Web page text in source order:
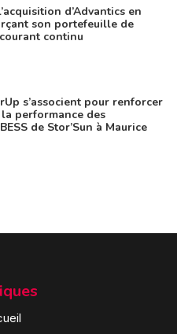
d’Advantics en
son portefeuille de
continu
s’associent pour renforcer
performance des
de Stor’Sun à Maurice